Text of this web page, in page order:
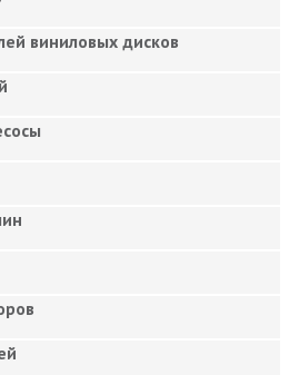
виниловых дисков